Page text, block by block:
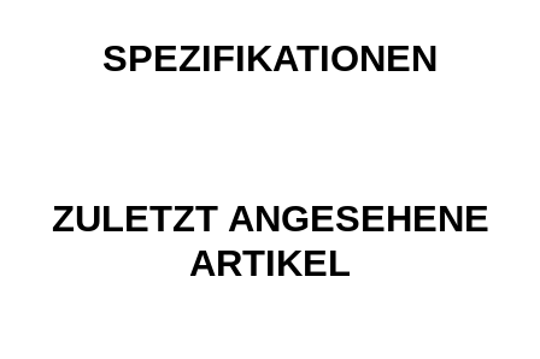
SPEZIFIKATIONEN
ZULETZT ANGESEHENE
ARTIKEL